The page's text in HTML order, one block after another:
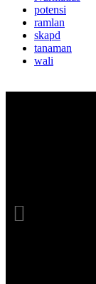
potensi
ramlan
skapd
tanaman
wali